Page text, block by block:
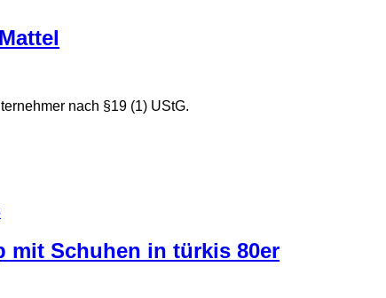
nach §19 (1) UStG.
mit Schuhen in türkis 80er